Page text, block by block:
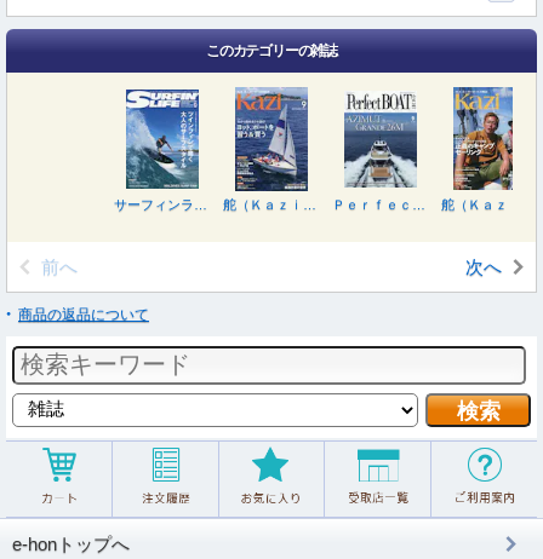
このカテゴリーの雑誌
前へ 次へ
商品の返品について
e-honトップへ